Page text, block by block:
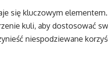
się kluczowym
kuli, aby dostosować
niespodziewane